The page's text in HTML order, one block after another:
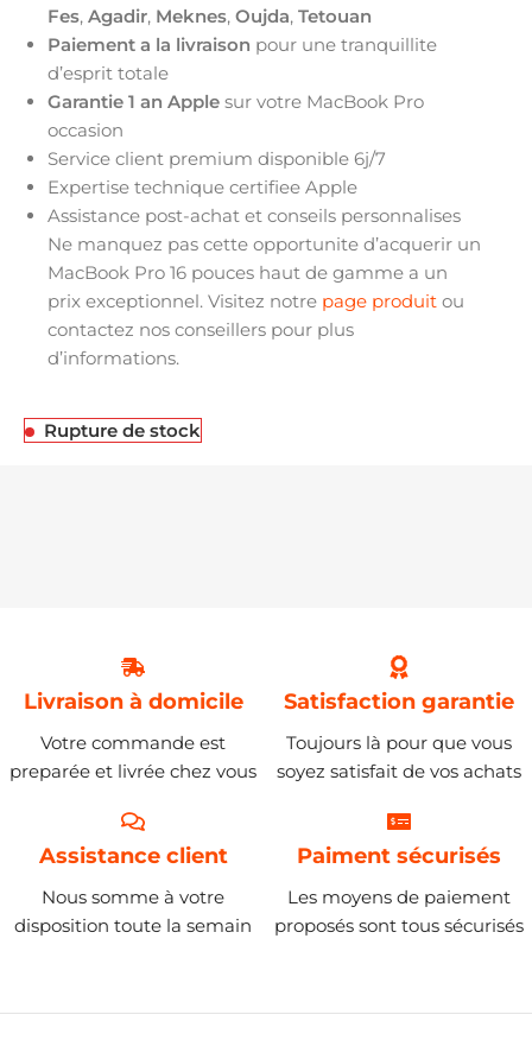
Fes, Agadir, Meknes, Oujda, Tetouan
Paiement a la livraison pour une tranquillite
d’esprit totale
Garantie 1 an Apple sur votre MacBook Pro
occasion
Service client premium disponible 6j/7
Expertise technique certifiee Apple
Assistance post-achat et conseils personnalises
Ne manquez pas cette opportunite d’acquerir un
MacBook Pro 16 pouces haut de gamme a un
prix exceptionnel. Visitez notre page produit ou
contactez nos conseillers pour plus
d’informations.
Rupture de stock
Livraison à domicile
Votre commande est
preparée et livrée chez vous
Satisfaction garantie
Toujours là pour que vous
soyez satisfait de vos achats
Assistance client
Nous somme à votre
disposition toute la semain
Paiment sécurisés
Les moyens de paiement
proposés sont tous sécurisés